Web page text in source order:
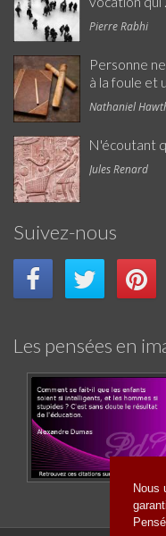
Nous
Pierre Rabhi
Personne
à la foule et
Nathaniel
N'écoutant
Jules Renard
Suivez-nous
Les pensées en